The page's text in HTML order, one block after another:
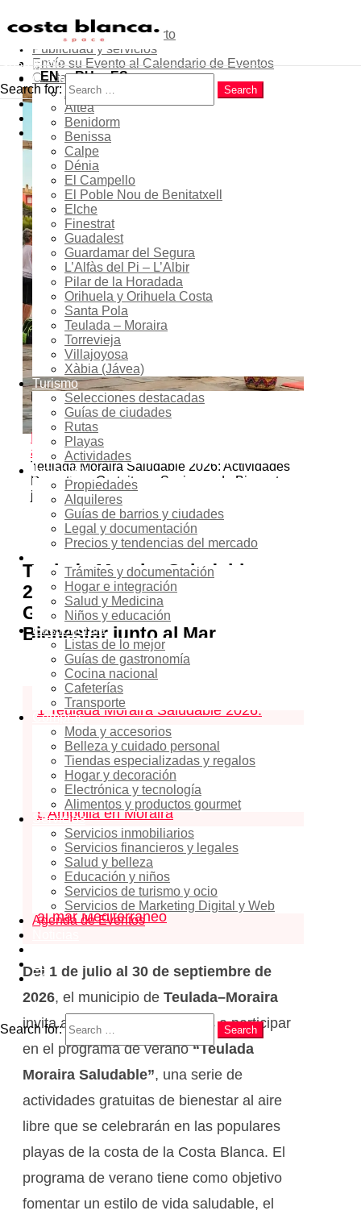
Sobre el proyecto
Contribuye como experto
Publicidad y servicios
Envíe su Evento al Calendario de Eventos
Contactos
Popular
Latest
Trending
Inicio
Costa Blanca
Alicante
Altea
Benidorm
Benissa
Calpe
Dénia
El Campello
El Poble Nou de Benitatxell
Elche
Finestrat
Guadalest
Guardamar del Segura
L’Alfàs del Pi – L’Albir
Pilar de la Horadada
Orihuela y Orihuela Costa
Santa Pola
Teulada – Moraira
Torrevieja
Villajoyosa
Xàbia (Jávea)
Turismo
Selecciones destacadas
Guías de ciudades
Rutas
Playas
Actividades
Inmobiliaria
Propiedades
Alquileres
Guías de barrios y ciudades
Legal y documentación
Precios y tendencias del mercado
Trámites y documentación
Hogar e integración
Salud y Medicina
Niños y educación
Gastronomía
Listas de lo mejor
Guías de gastronomía
Cocina nacional
Cafeterías
Transporte
Compras
Moda y accesorios
Belleza y cuidado personal
Tiendas especializadas y regalos
Hogar y decoración
Electrónica y tecnología
Alimentos y productos gourmet
Servicios
Servicios inmobiliarios
Servicios financieros y legales
Salud y belleza
Educación y niños
Servicios de turismo y ocio
Servicios de Marketing Digital y Web
Agenda de Eventos
RU
ES
Search
Search for:
Search
EN RU ES
Menu
Search
Search for:
Search
Teulada Moraira Saludable
2026: Actividades
Deportivas Gratuitas y
Sesiones de Bienestar
junto al Mar
01 Jul 2026- 30 Sep 2026
En curso...
08:00 - 18:00
Location
Teulada-Moraira
Inicio Events - Costa Blanca Space
actividades acuáticas
Teulada Moraira Saludable 2026: Actividades
Deportivas Gratuitas y Sesiones de Bienestar
junto al Mar
3shares
Teulada Moraira Saludable
2026: Actividades Deportivas
Gratuitas y Sesiones de
Bienestar junto al Mar
Содержание скрыть
1 Teulada Moraira Saludable 2026:
Actividades Deportivas Gratuitas y
Sesiones de Bienestar junto al Mar
Actividades deportivas en la playa de
L’Ampolla en Moraira
Actividades de bienestar en la playa
de El Portet
Vacaciones activas de verano junto
al mar Mediterráneo
Del 1 de julio al 30 de septiembre de
2026, el municipio de Teulada–Moraira
invita a residentes y visitantes a participar
en el programa de verano“Teulada
Moraira Saludable”, una serie de
actividades gratuitas de bienestar al aire
libre que se celebrarán en las populares
playas de la costa de la Costa Blanca. El
programa de verano tiene como objetivo
fomentar un estilo de vida saludable, el